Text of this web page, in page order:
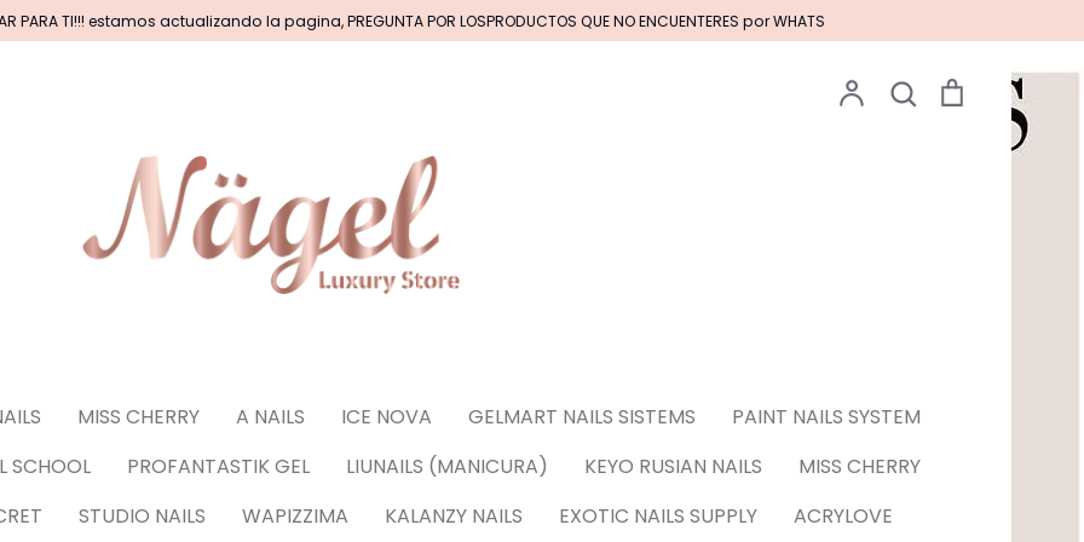
PARA TI!!! estamos actualizando la pagina, PREGUNTA POR LOSPRODUCTOS QUE NO ENCUENTERES por WHATS
Cuenta Buscar
DE ACRILICOS & GEL
PINCELES (por tipos)
BASICOS (primer, base, top, resinas)
Stickers & Tattoos para
uñas
Carrito
MISS CHERRY A NAILS ICE NOVA GELMART NAILS SISTEMS
PAINT NAILS SYSTEM
SCHOOL PROFANTASTIK GEL LIUNAILS (MANICURA) KEYO RUSIAN NAILS
MISS CHERRY
STUDIO NAILS WAPIZZIMA KALANZY NAILS EXOTIC NAILS SUPPLY
ACRYLOVE